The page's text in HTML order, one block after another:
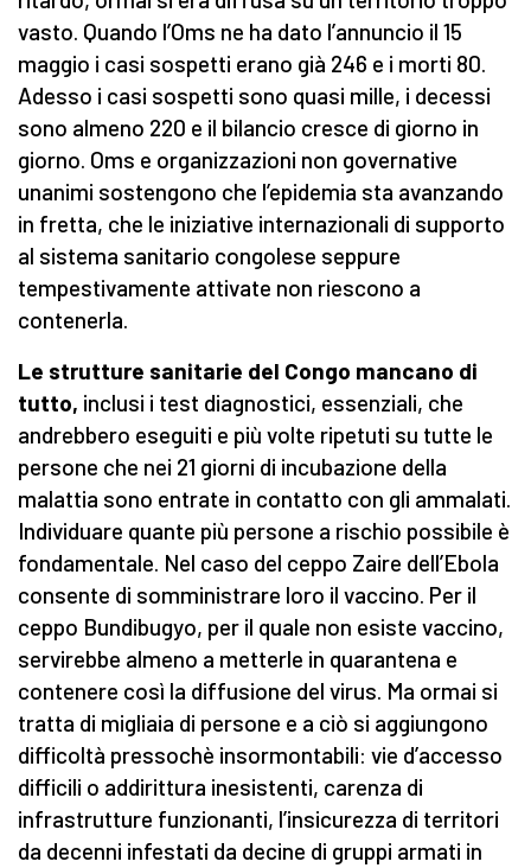
vasto. Quando l’Oms ne ha dato l’annuncio il 15
maggio i casi sospetti erano già 246 e i morti 80.
Adesso i casi sospetti sono quasi mille, i decessi
sono almeno 220 e il bilancio cresce di giorno in
giorno. Oms e organizzazioni non governative
unanimi sostengono che l’epidemia sta avanzando
in fretta, che le iniziative internazionali di supporto
al sistema sanitario congolese seppure
tempestivamente attivate non riescono a
contenerla.
Le strutture sanitarie del Congo mancano di
tutto, inclusi i test diagnostici, essenziali, che
andrebbero eseguiti e più volte ripetuti su tutte le
persone che nei 21 giorni di incubazione della
malattia sono entrate in contatto con gli ammalati.
Individuare quante più persone a rischio possibile è
fondamentale. Nel caso del ceppo Zaire dell’Ebola
consente di somministrare loro il vaccino. Per il
ceppo Bundibugyo, per il quale non esiste vaccino,
servirebbe almeno a metterle in quarantena e
contenere così la diffusione del virus. Ma ormai si
tratta di migliaia di persone e a ciò si aggiungono
difficoltà pressochè insormontabili: vie d’accesso
difficili o addirittura inesistenti, carenza di
infrastrutture funzionanti, l’insicurezza di territori
da decenni infestati da decine di gruppi armati in